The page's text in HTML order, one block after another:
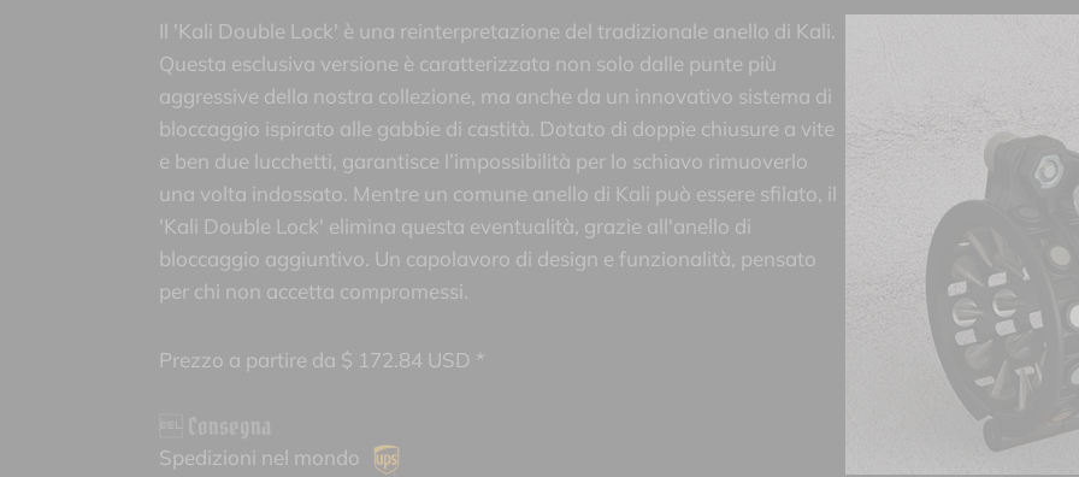
Il 'Kali Double Lock' è una reinterpretazione del tradizionale anello di Kali.
Questa esclusiva versione è caratterizzata non solo dalle punte più
aggressive della nostra collezione, ma anche da un innovativo sistema di
bloccaggio ispirato alle gabbie di castità. Dotato di doppie chiusure a vite
e ben due lucchetti, garantisce l’impossibilità per lo schiavo rimuoverlo
una volta indossato. Mentre un comune anello di Kali può essere sfilato, il
'Kali Double Lock' elimina questa eventualità, grazie all'anello di
bloccaggio aggiuntivo. Un capolavoro di design e funzionalità, pensato
per chi non accetta compromessi.
Prezzo a partire da $ 172.84 USD *
Spedizioni nel mondo